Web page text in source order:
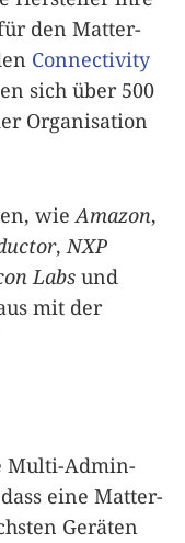
den Matter-
Connectivity
sich über 500
Organisation
wie Amazon,
, NXP
Labs und
mit der
Multi-Admin-
eine Matter-
Geräten